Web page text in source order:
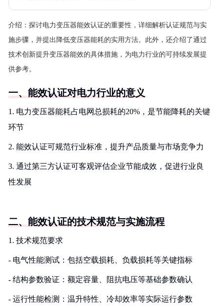
介绍： 探讨电力变压器能效认证的重要性，详细解析认证规范与实
施步骤，并提出降低变压器能耗的实用方法。此外，还介绍了通过
技术创新提升变压器能效的具体措施，为电力行业的可持续发展提
供参考。
一、能效认证对电力行业的意义
1. 电力变压器能耗占电网总损耗的20%，是节能降耗的关键
环节
2. 能效认证可规范行业标准，提升产品质量与市场竞争力
3. 通过第三方认证可客观评估企业节能成效，促进行业良
性发展
二、能效认证的技术规范与实施流程
1. 技术规范要求
- 电气性能测试：包括空载损耗、负载损耗等关键指标
- 结构参数验证：额定容量、阻抗电压等基础参数确认
- 运行性能检测：温升特性、冷却效率等实际运行参数